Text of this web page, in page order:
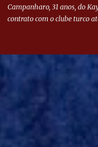
Campanharo, 31 anos, do
contrato com o clube turco
Evian, da França, Hellas
Bulgária. O último clube
Desde então, está no
opção de Mano Menezes
também pode ser utilizado
contração de Campanharo de